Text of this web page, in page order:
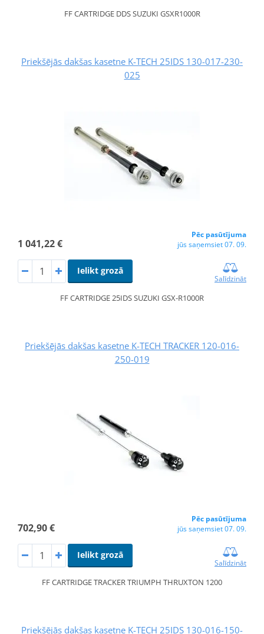
FF CARTRIDGE DDS SUZUKI GSXR1000R
Priekšējās dakšas kasetne K-TECH 25IDS 130-017-230-
025
1 041,22 €
Pēc pasūtījuma
jūs saņemsiet 07. 09.
Ielikt grozā
Salīdzināt
FF CARTRIDGE 25IDS SUZUKI GSX-R1000R
Priekšējās dakšas kasetne K-TECH TRACKER 120-016-
250-019
702,90 €
Pēc pasūtījuma
jūs saņemsiet 07. 09.
Ielikt grozā
Salīdzināt
FF CARTRIDGE TRACKER TRIUMPH THRUXTON 1200
Priekšējās dakšas kasetne K-TECH 25IDS 130-016-150-